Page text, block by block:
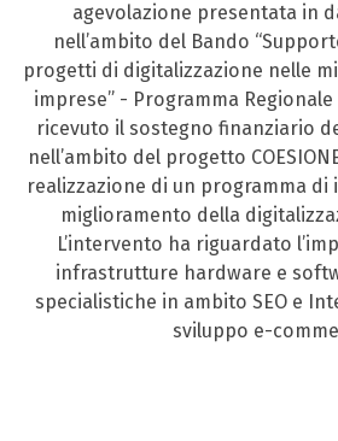
agevolazione presentata in
nell’ambito del Bando
progetti di digitalizzazione nelle
imprese” - Programma Regionale
ricevuto il sostegno finanziario
nell’ambito del progetto
realizzazione di un programma
miglioramento della
L’intervento ha riguardato
infrastrutture hardware e
specialistiche in ambito SEO e
sviluppo e-